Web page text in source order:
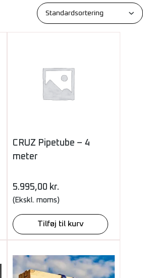
CRUZ Pipetube – 4
meter
5.995,00 kr.
(Ekskl. moms)
Tilføj til kurv